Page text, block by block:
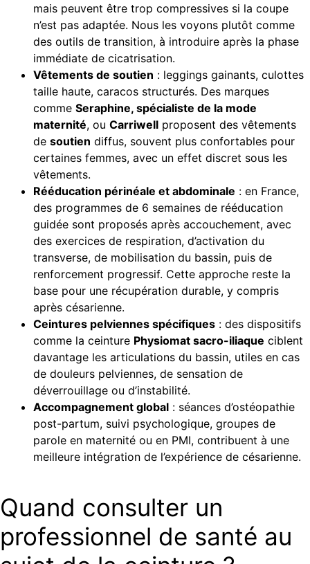
mais peuvent être trop compressives si la coupe
n’est pas adaptée. Nous les voyons plutôt comme
des outils de transition, à introduire après la phase
immédiate de cicatrisation.
Vêtements de soutien : leggings gainants, culottes
taille haute, caracos structurés. Des marques
comme Seraphine, spécialiste de la mode
maternité, ou Carriwell proposent des vêtements
de soutien diffus, souvent plus confortables pour
certaines femmes, avec un effet discret sous les
vêtements.
Rééducation périnéale et abdominale : en France,
des programmes de 6 semaines de rééducation
guidée sont proposés après accouchement, avec
des exercices de respiration, d’activation du
transverse, de mobilisation du bassin, puis de
renforcement progressif. Cette approche reste la
base pour une récupération durable, y compris
après césarienne.
Ceintures pelviennes spécifiques : des dispositifs
comme la ceinture Physiomat sacro-iliaque ciblent
davantage les articulations du bassin, utiles en cas
de douleurs pelviennes, de sensation de
déverrouillage ou d’instabilité.
Accompagnement global : séances d’ostéopathie
post-partum, suivi psychologique, groupes de
parole en maternité ou en PMI, contribuent à une
meilleure intégration de l’expérience de césarienne.
Quand consulter un
professionnel de santé au